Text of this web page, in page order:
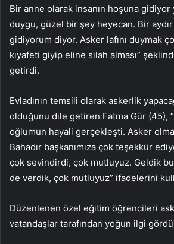
Bir anne olarak insanın hoşuna
duygu, güzel bir şey heyecan. Bir
gidiyorum diyor. Asker lafını duymak
kıyafeti giyip eline silah alması”
getirdi.
Evladının temsili olarak askerlik
olduğunu dile getiren Fatma Gür (45),
oğlumun hayali gerçekleşti. Asker
Bahadır başkanımıza çok teşekkür
çok sevindirdi, çok mutluyuz. Geldik
de verdik, çok mutluyuz” ifadelerini
Düzenlenen özel eğitim öğrencileri
vatandaşlar tarafından yoğun ilgi